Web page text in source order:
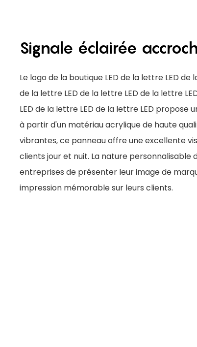
Signale éclairée
Le logo de la boutique LED de la lettre LED de
de la lettre LED de la lettre LED de la lettre
LED de la lettre LED de la lettre LED propose
à partir d'un matériau acrylique de haute
vibrantes, ce panneau offre une excellente
clients jour et nuit. La nature personnalisable
entreprises de présenter leur image de
impression mémorable sur leurs clients.